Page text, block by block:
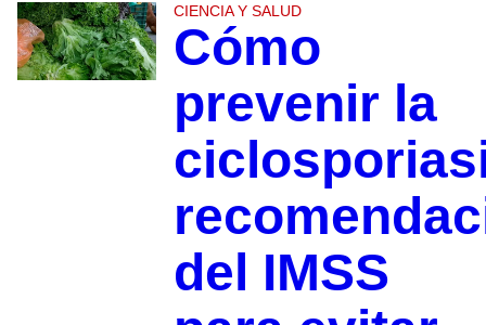
CIENCIA Y SALUD
Cómo
prevenir la
del IMSS